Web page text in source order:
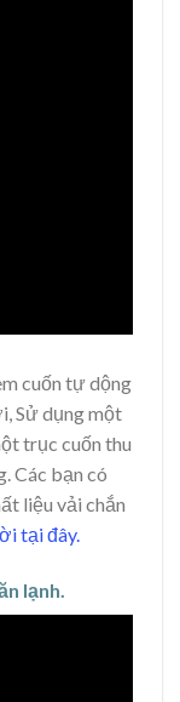
cuốn tự dộng
Sử dụng một
trục cuốn thu
Các bạn có
liệu vải chắn
tại đây.
lạnh.